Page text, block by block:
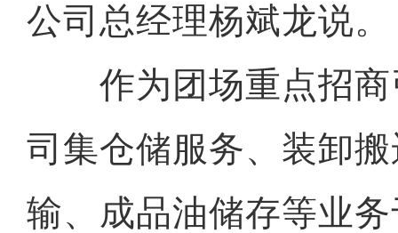
公司总经理杨斌龙说。
作为团场重点招商
司集仓储服务、装卸
输、成品油储存等业